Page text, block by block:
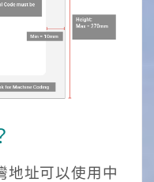
地址可以使用中